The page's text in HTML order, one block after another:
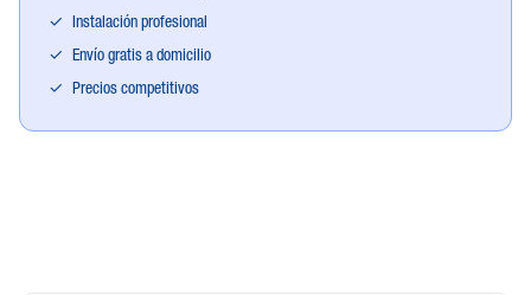
✓
Instalación profesional
✓
Envío gratis a domicilio
✓
Precios competitivos